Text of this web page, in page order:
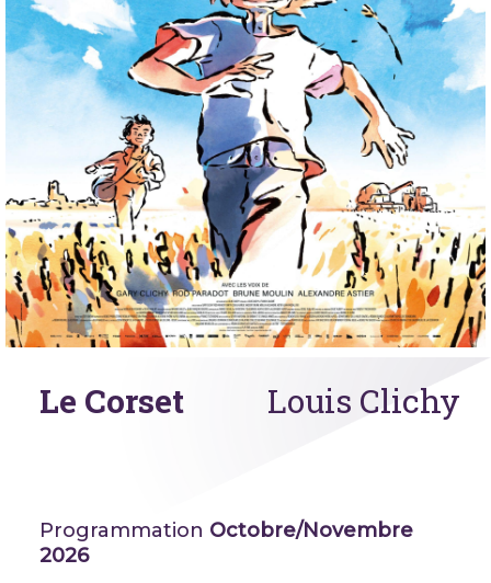
Le Corset Louis Clichy
Programmation Octobre/Novembre
2026